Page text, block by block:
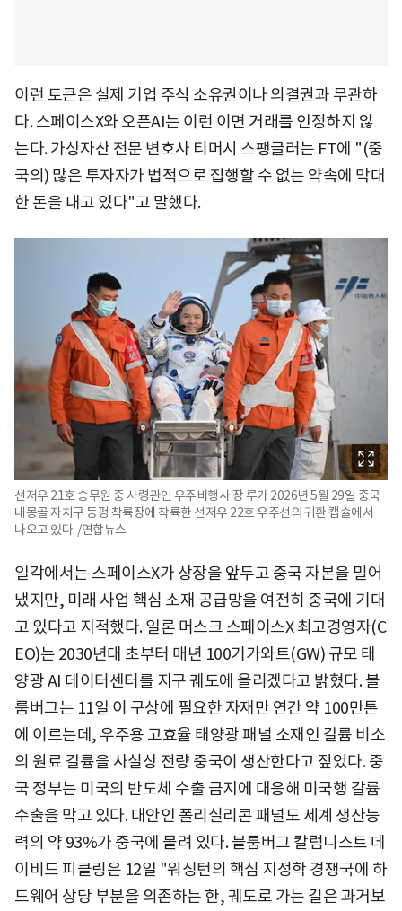
이런 토큰은 실제 기업 주식 소유권이나 의결권과 무관하
다. 스페이스X와 오픈AI는 이런 이면 거래를 인정하지 않
는다. 가상자산 전문 변호사 티머시 스팽글러는 FT에 "(중
국의) 많은 투자자가 법적으로 집행할 수 없는 약속에 막대
한 돈을 내고 있다"고 말했다.
선저우 21호 승무원 중 사령관인 우주비행사 장 루가 2026년 5월 29일 중국
내몽골 자치구 둥펑 착륙장에 착륙한 선저우 22호 우주선의 귀환 캡슐에서
나오고 있다. /연합뉴스
일각에서는 스페이스X가 상장을 앞두고 중국 자본을 밀어
냈지만, 미래 사업 핵심 소재 공급망을 여전히 중국에 기대
고 있다고 지적했다. 일론 머스크 스페이스X 최고경영자(C
EO)는 2030년대 초부터 매년 100기가와트(GW) 규모 태
양광 AI 데이터센터를 지구 궤도에 올리겠다고 밝혔다. 블
룸버그는 11일 이 구상에 필요한 자재만 연간 약 100만톤
에 이르는데, 우주용 고효율 태양광 패널 소재인 갈륨 비소
의 원료 갈륨을 사실상 전량 중국이 생산한다고 짚었다. 중
국 정부는 미국의 반도체 수출 금지에 대응해 미국행 갈륨
수출을 막고 있다. 대안인 폴리실리콘 패널도 세계 생산능
력의 약 93%가 중국에 몰려 있다. 블룸버그 칼럼니스트 데
이비드 피클링은 12일 "워싱턴의 핵심 지정학 경쟁국에 하
드웨어 상당 부분을 의존하는 한, 궤도로 가는 길은 과거보